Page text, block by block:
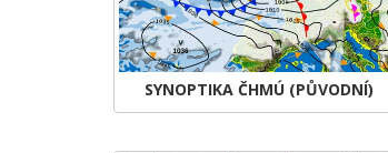
SYNOPTIKA ČHMÚ (PŮVODNÍ)